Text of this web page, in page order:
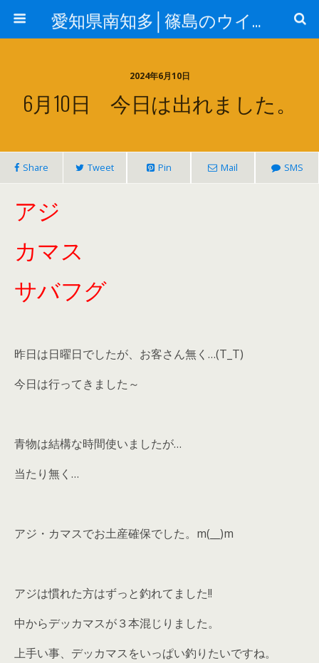
愛知県南知多│篠島のウイングはジギング&エギングガイドの釣り船（ルアー船）です
2024年6月10日
6月10日 今日は出れました。
Share Tweet Pin Mail SMS
アジ
カマス
サバフグ
昨日は日曜日でしたが、お客さん無く…(T_T)
今日は行ってきました～
青物は結構な時間使いましたが…
当たり無く…
アジ・カマスでお土産確保でした。m(__)m
アジは慣れた方はずっと釣れてました!!
中からデッカマスが３本混じりました。
上手い事、デッカマスをいっぱい釣りたいですね。